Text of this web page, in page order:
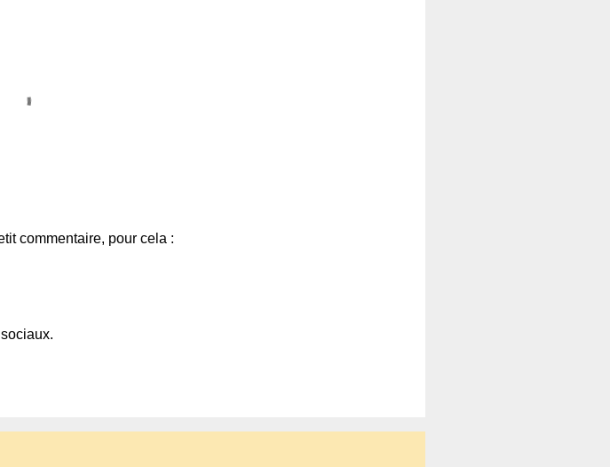
commentaire, pour cela :